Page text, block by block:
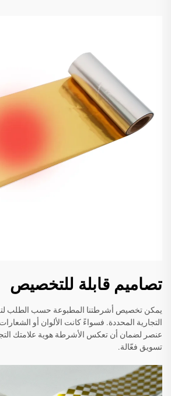
تصاميم قابلة للتخصيص
يمكن تخصيص أشرطتنا المطبوعة حسب الطلب
التجارية المحددة. فسواءً كانت الألوان أو
عنصر لضمان أن تعكس الأشرطة هوية علامتك
تسويق فعّالة.